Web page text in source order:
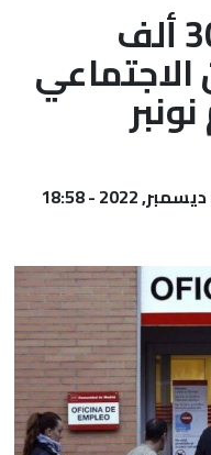
تسجيل أزيد من 302 ألف